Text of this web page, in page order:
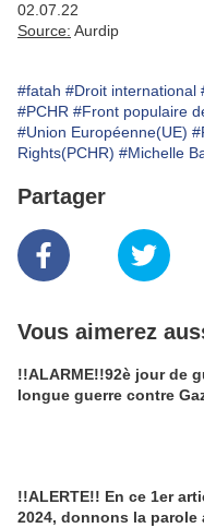
02.07.22
Source: Aurdip
#fatah #Droit international
#PCHR #Front populaire
#Union Européenne(UE)
Rights(PCHR) #Michelle
Partager
Vous aimerez
!!ALARME!!92è jour de
longue guerre contre
!!ALERTE!! En ce 1er
2024, donnons la parole